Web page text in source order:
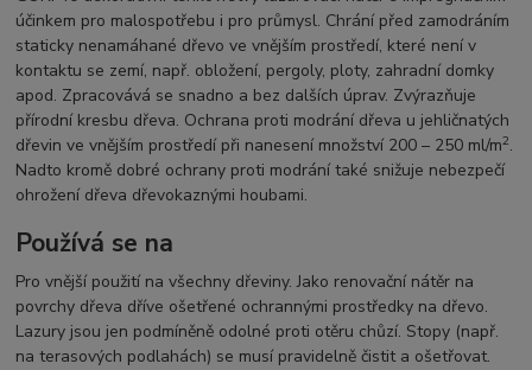
účinkem pro malospotřebu i pro průmysl. Chrání před zamodráním
staticky nenamáhané dřevo ve vnějším prostředí, které není v
kontaktu se zemí, např. obložení, pergoly, ploty, zahradní domky
apod. Zpracovává se snadno a bez dalších úprav. Zvýrazňuje
přírodní kresbu dřeva. Ochrana proti modrání dřeva u jehličnatých
dřevin ve vnějším prostředí při nanesení množství 200 – 250 ml/m2.
Nadto kromě dobré ochrany proti modrání také snižuje nebezpečí
ohrožení dřeva dřevokaznými houbami.
Používá se na
Pro vnější použití na všechny dřeviny. Jako renovační nátěr na
povrchy dřeva dříve ošetřené ochrannými prostředky na dřevo.
Lazury jsou jen podmíněně odolné proti otěru chůzí. Stopy (např.
na terasových podlahách) se musí pravidelně čistit a ošetřovat.